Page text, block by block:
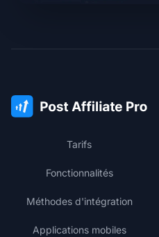
Tarifs
Fonctionnalités
Méthodes d'intégration
Applications mobiles